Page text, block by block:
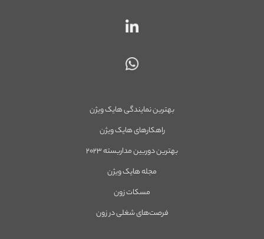
بهترین نمایندگی هایک ویژن
راهکارهای هایک ویژن
بهترین دوربین مداربسته ۲۰۲۳
مجله هایک ویژن
مسکات زون
فرصت‌های شغلی در زون